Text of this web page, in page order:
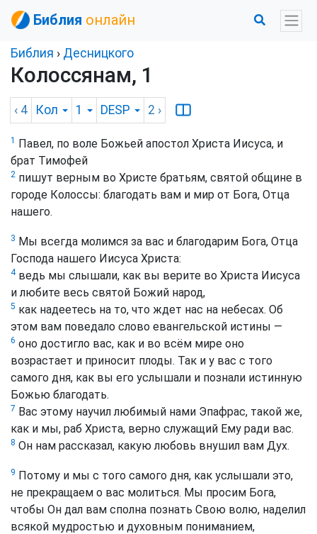
Библия онлайн
Библия › Десницкого
Колоссянам, 1
‹ 4 Кол 1 DESP 2 ›
1
Павел, по воле Божьей апостол Христа Иисуса, и
брат Тимофей
2 пишут верным во Христе братьям, святой общине в
городе Колоссы: благодать вам и мир от Бога, Отца
нашего.
3 Мы всегда молимся за вас и благодарим Бога, Отца
Господа нашего Иисуса Христа:
4ведь мы слышали, как вы верите во Христа Иисуса
и любите весь святой Божий народ,
5 как надеетесь на то, что ждет нас на небесах. Об
этом вам поведало слово евангельской истины —
6 оно достигло вас, как и во всём мире оно
возрастает и приносит плоды. Так и у вас с того
самого дня, как вы его услышали и познали истинную
Божью благодать.
7 Вас этому научил любимый нами Эпафрас, такой же,
как и мы, раб Христа, верно служащий Ему ради вас.
8 Он нам рассказал, какую любовь внушил вам Дух.
9 Потому и мы с того самого дня, как услышали это,
не прекращаем о вас молиться. Мы просим Бога,
чтобы Он дал вам сполна познать Свою волю, наделил
всякой мудростью и духовным пониманием,